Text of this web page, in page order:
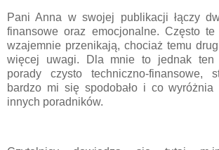
Pani Anna w swojej publikacji łączy
finansowe oraz emocjonalne. Często
wzajemnie przenikają, chociaż temu
więcej uwagi. Dla mnie to jednak ten
porady czysto techniczno-finansowe,
bardzo mi się spodobało i co
innych poradników.